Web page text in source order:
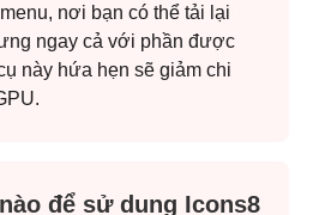
nơi bạn có thể tải lại
ngay cả với phần được
này hứa hẹn sẽ giảm chi
để sử dụng Icons8